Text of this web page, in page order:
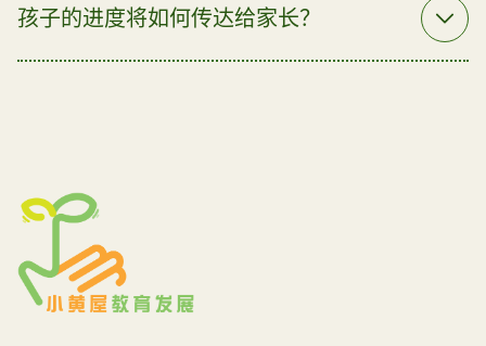
孩子的进度将如何传达给家长？